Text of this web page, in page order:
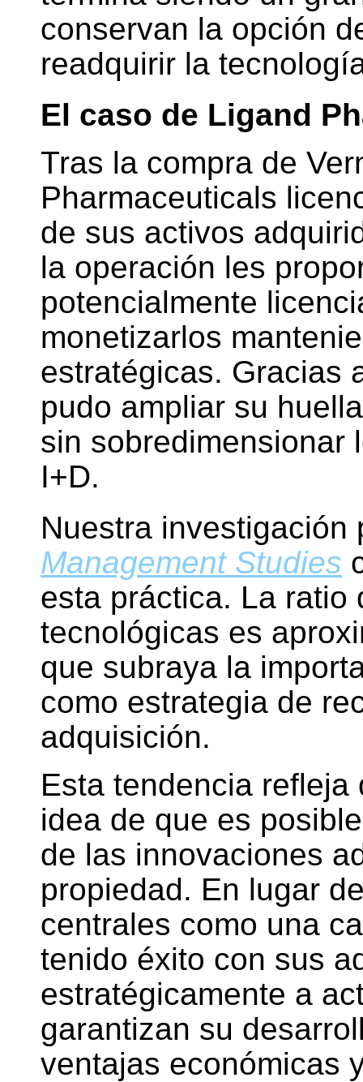
conservan la opción
readquirir la
El caso de Ligand
Tras la compra de
Pharmaceuticals
de sus activos
la operación les
potencialmente
monetizarlos
estratégicas. Gracias
pudo ampliar su
sin sobredimensionar
I+D.
Nuestra
Management Studies
esta práctica. La ratio
tecnológicas es
que subraya la
como estrategia de
adquisición.
Esta tendencia
idea de que es
de las innovaciones
propiedad. En lugar
centrales como una
tenido éxito con sus
estratégicamente a
garantizan su
ventajas económicas